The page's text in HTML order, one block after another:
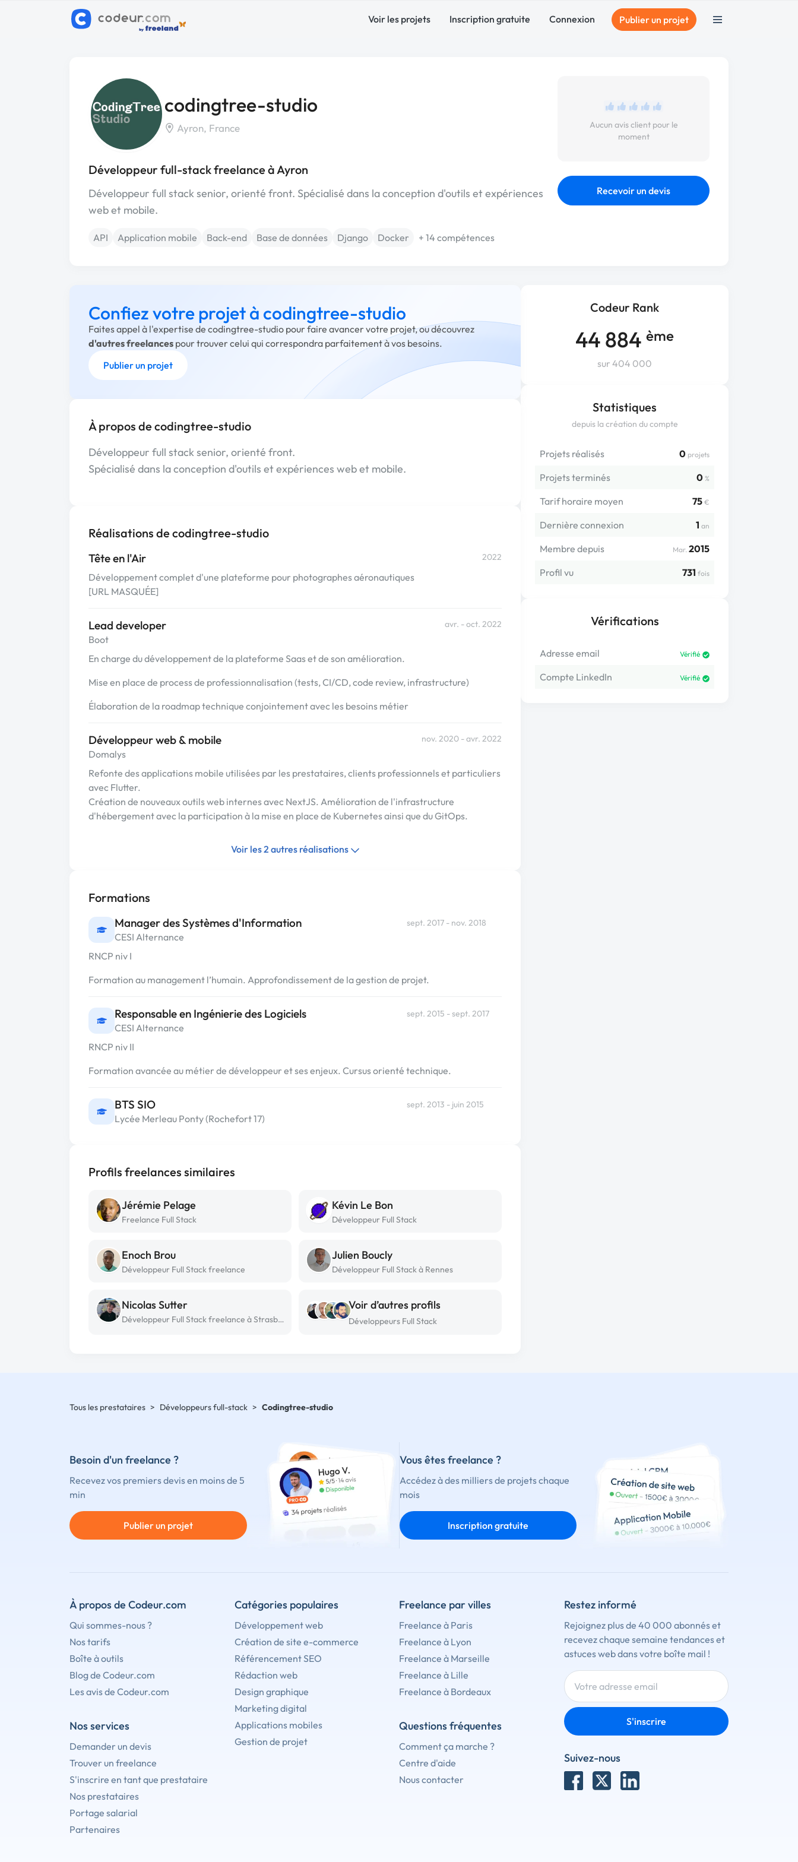
Voir les projets Inscription gratuite Connexion Publier un projet
codingtree-studio
Ayron, France
Développeur full-stack freelance à Ayron
Développeur full stack senior, orienté front. Spécialisé dans la conception d'outils et expériences
web et mobile.
API Application mobile Back-end Base de données Django Docker + 14 compétences
Aucun avis client pour le
moment
Recevoir un devis
Codeur Rank
44 884 ème
sur 404 000
Statistiques
depuis la création du compte
Projets réalisés 0 projets
Projets terminés 0 %
Tarif horaire moyen 75 €
Dernière connexion 1 an
Membre depuis Mar. 2015
Profil vu
731 fois
Vérifications
Adresse email Vérifié
Compte LinkedIn Vérifié
Confiez votre projet à codingtree-studio
Faites appel à l'expertise de codingtree-studio pour faire avancer votre projet, ou découvrez
d'autres freelances pour trouver celui qui correspondra parfaitement à vos besoins.
Publier un projet
À propos de codingtree-studio
Développeur full stack senior, orienté front.
Spécialisé dans la conception d'outils et expériences web et mobile.
Réalisations de codingtree-studio
Tête en l'Air 2022
Développement complet d'une plateforme pour photographes aéronautiques
[URL MASQUÉE]
Lead developer
Boot
avr. - oct. 2022
En charge du développement de la plateforme Saas et de son amélioration.
Mise en place de process de professionnalisation (tests, CI/CD, code review, infrastructure)
Élaboration de la roadmap technique conjointement avec les besoins métier
Développeur web & mobile
Domalys
nov. 2020 - avr. 2022
Refonte des applications mobile utilisées par les prestataires, clients professionnels et particuliers
avec Flutter.
Création de nouveaux outils web internes avec NextJS. Amélioration de l'infrastructure
d'hébergement avec la participation à la mise en place de Kubernetes ainsi que du GitOps.
Voir les 2 autres réalisations
Formations
Manager des Systèmes d'Information
CESI Alternance
sept. 2017 - nov. 2018
RNCP niv I
Formation au management l’humain. Approfondissement de la gestion de projet.
Responsable en Ingénierie des Logiciels
CESI Alternance
sept. 2015 - sept. 2017
RNCP niv II
Formation avancée au métier de développeur et ses enjeux. Cursus orienté technique.
BTS SIO
Lycée Merleau Ponty (Rochefort 17)
sept. 2013 - juin 2015
Profils freelances similaires
Jérémie Pelage
Freelance Full Stack
Kévin Le Bon
Développeur Full Stack
Enoch Brou
Développeur Full Stack freelance
Julien Boucly
Développeur Full Stack à Rennes
Nicolas Sutter
Développeur Full Stack freelance à Strasbourg
Voir d’autres profils
Développeurs Full Stack
Tous les prestataires > Développeurs full-stack > Codingtree-studio
Besoin d'un freelance ?
Recevez vos premiers devis en moins de 5
min
Publier un projet
Vous êtes freelance ?
Accédez à des milliers de projets chaque
mois
Inscription gratuite
À propos de Codeur.com
Qui sommes-nous ?
Nos tarifs
Boîte à outils
Blog de Codeur.com
Les avis de Codeur.com
Nos services
Demander un devis
Trouver un freelance
S'inscrire en tant que prestataire
Nos prestataires
Portage salarial
Partenaires
Catégories populaires
Développement web
Création de site e-commerce
Référencement SEO
Rédaction web
Design graphique
Marketing digital
Applications mobiles
Gestion de projet
Freelance par villes
Freelance à Paris
Freelance à Lyon
Freelance à Marseille
Freelance à Lille
Freelance à Bordeaux
Questions fréquentes
Comment ça marche ?
Centre d'aide
Nous contacter
Restez informé
Rejoignez plus de 40 000 abonnés et
recevez chaque semaine tendances et
astuces web dans votre boîte mail !
S'inscrire
Suivez-nous